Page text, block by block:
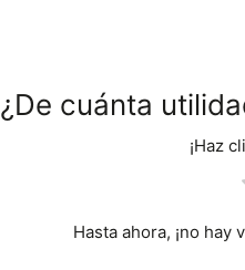
¿De cuánta
¡Haz
Hasta ahora, ¡no